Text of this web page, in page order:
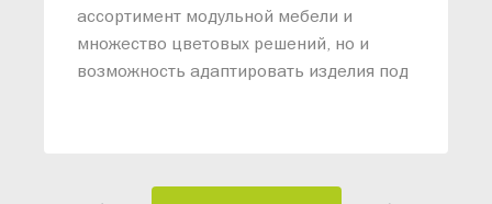
ассортимент модульной мебели и
множество цветовых решений, но и
возможность адаптировать изделия под